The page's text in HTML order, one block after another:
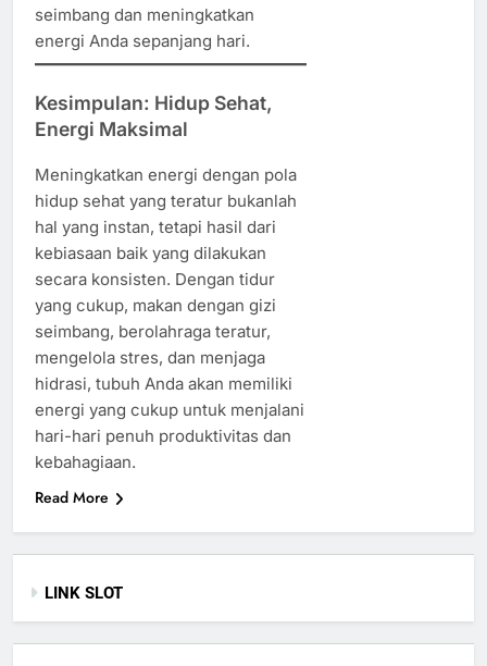
seimbang dan meningkatkan
energi Anda sepanjang hari.
Kesimpulan: Hidup Sehat,
Energi Maksimal
Meningkatkan energi dengan pola
hidup sehat yang teratur bukanlah
hal yang instan, tetapi hasil dari
kebiasaan baik yang dilakukan
secara konsisten. Dengan tidur
yang cukup, makan dengan gizi
seimbang, berolahraga teratur,
mengelola stres, dan menjaga
hidrasi, tubuh Anda akan memiliki
energi yang cukup untuk menjalani
hari-hari penuh produktivitas dan
kebahagiaan.
Read More
LINK SLOT